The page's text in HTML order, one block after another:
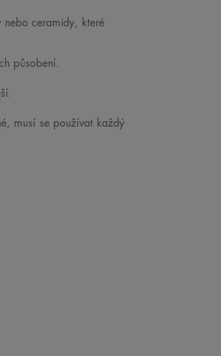
ceramidy, které
působení.
musí se používat každý